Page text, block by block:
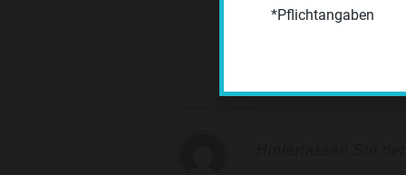
*Pflichtangaben